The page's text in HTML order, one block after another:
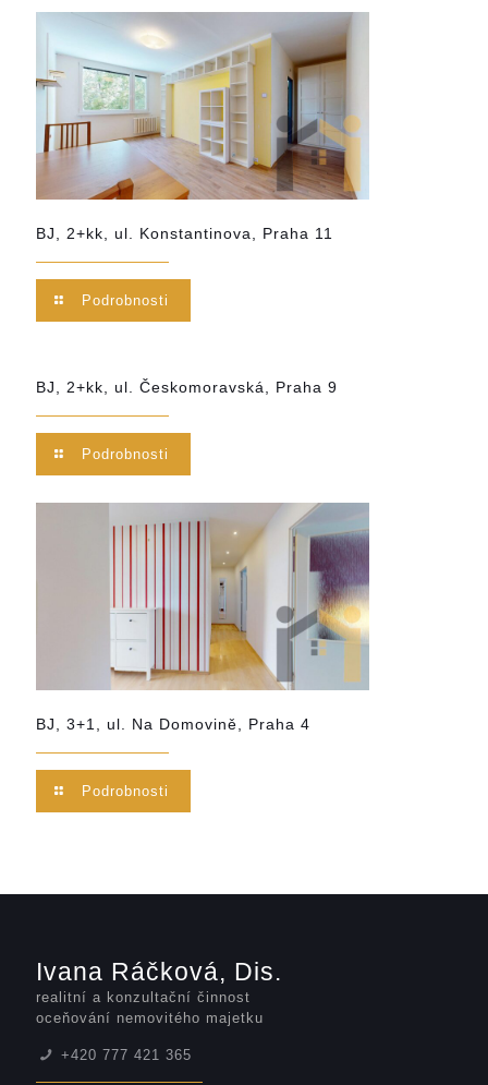
BJ, 2+kk, ul. Konstantinova, Praha 11
Podrobnosti
BJ, 2+kk, ul. Českomoravská, Praha 9
Podrobnosti
BJ, 3+1, ul. Na Domovině, Praha 4
Podrobnosti
Ivana Ráčková, Dis.
realitní a konzultační činnost
oceňování nemovitého majetku
+420 777 421 365